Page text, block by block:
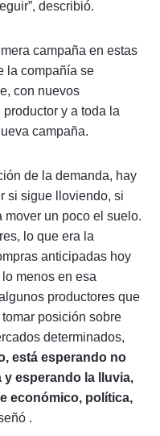
describió.
campaña en estas
la compañía se
con nuevos
y a toda la
campaña.
de la demanda, hay
si sigue lloviendo, si
mover un poco el suelo.
lo que era la
anticipadas hoy
menos en esa
productores que
posición sobre
determinados,
está esperando no
esperando la lluvia,
económico, política,
.